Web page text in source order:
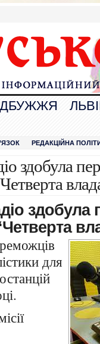
РЕДАКЦІЙНА
здобула
здобула
для